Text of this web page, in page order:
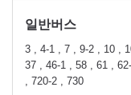
일반버스
3 , 4-1 , 7 , 9-2 , 10 ,
37 , 46-1 , 58 , 61 ,
, 720-2 , 730